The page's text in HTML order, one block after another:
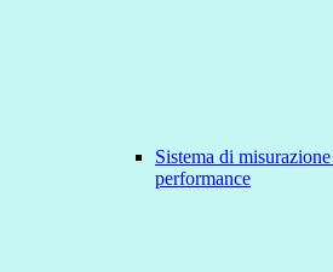
Sistema di
performance